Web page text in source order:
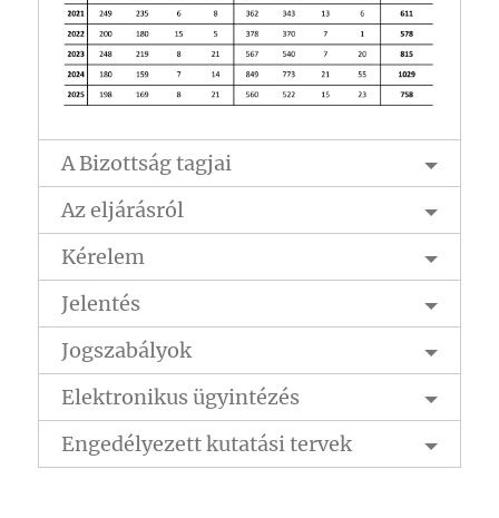
A Bizottság tagjai
Az eljárásról
Kérelem
Jelentés
Jogszabályok
Elektronikus ügyintézés
Engedélyezett kutatási tervek